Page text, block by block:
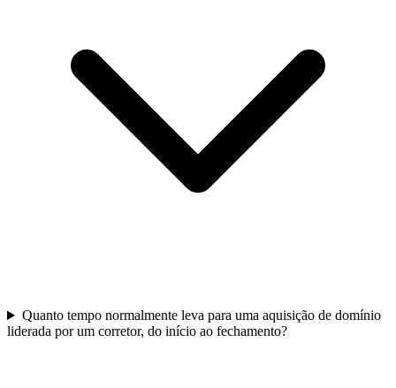
Quanto tempo normalmente leva para uma aquisição de domínio
liderada por um corretor, do início ao fechamento?